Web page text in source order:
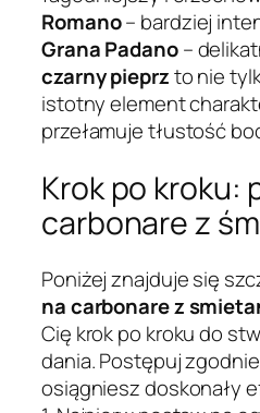
Romano– bardziej
Grana Padano–
czarny pieprzto nie
istotny element
przełamuje tłustość
Krok po kroku:
carbonare z
Poniżej znajduje się
na carbonare z
Cię krok po kroku do
dania. Postępuj
osiągniesz doskonały